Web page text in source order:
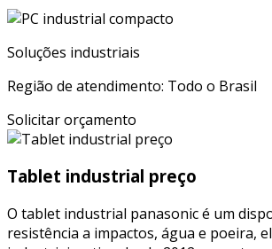
Soluções industriais
Região de atendimento: Todo o Brasil
Solicitar orçamento
Tablet industrial preço
O tablet industrial panasonic é um
resistência a impactos, água e poeira,